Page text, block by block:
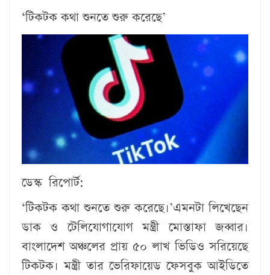
‘টিকটক কথা শুনতে শুরু করেছে’
ডেস্ক রিপোর্ট:
‘টিকটক কথা শুনতে শুরু করেছে।’এমনটা লিখেছেন
ডাক ও টেলিযোগাযোগ মন্ত্রী মোস্তাফা জব্বার।
বাংলাদেশ অঞ্চলের প্রায় ৫০ লাখ ভিডিও সরিয়েছে
টিকটক। মন্ত্রী তার ভেরিফায়েড ফেসবুক আইডিতে